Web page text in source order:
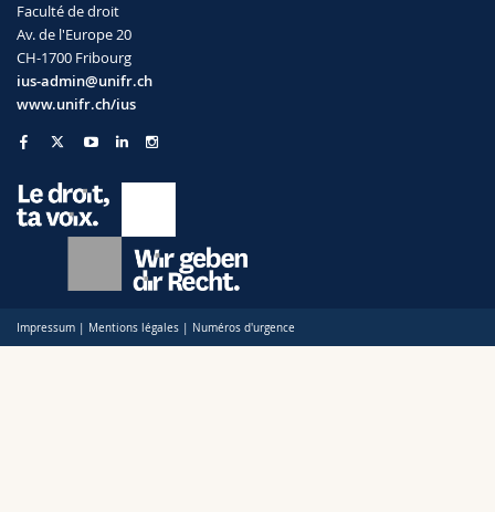
Faculté de droit
Av. de l'Europe 20
CH-1700 Fribourg
ius-admin@unifr.ch
www.unifr.ch/ius
Impressum | Mentions légales | Numéros d'urgence